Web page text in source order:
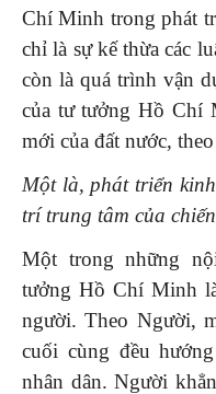
Chí Minh trong phát
chỉ là sự kế thừa các
còn là quá trình vận
của tư tưởng Hồ Chí
mới của đất nước,
Một là, phát triển
trí trung tâm của
Một trong những
tưởng Hồ Chí Minh
người. Theo Người,
cuối cùng đều
nhân dân. Người